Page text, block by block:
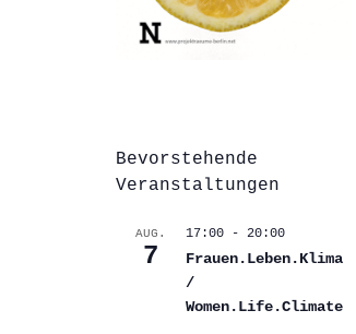
Bevorstehende
Veranstaltungen
AUG.
7
17:00 - 20:00
Frauen.Leben.Klima
/
Women.Life.Climate